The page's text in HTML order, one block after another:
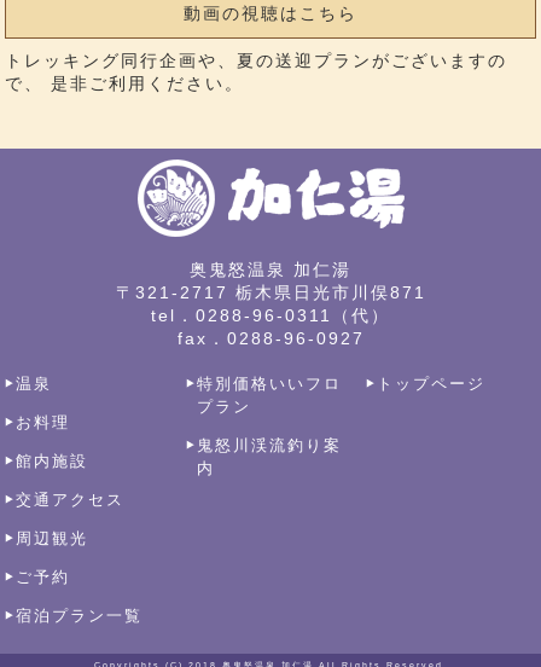
動画の視聴はこちら
トレッキング同行企画や、夏の送迎プランがございますの
で、 是非ご利用ください。
奥鬼怒温泉 加仁湯
〒321-2717 栃木県日光市川俣871
tel．0288-96-0311（代）
fax．0288-96-0927
温泉
お料理
館内施設
交通アクセス
周辺観光
ご予約
宿泊プラン一覧
特別価格いいフロ
プラン
鬼怒川渓流釣り案
内
トップページ
Copyrights (C) 2018 奥鬼怒温泉 加仁湯 All Rights Reserved.